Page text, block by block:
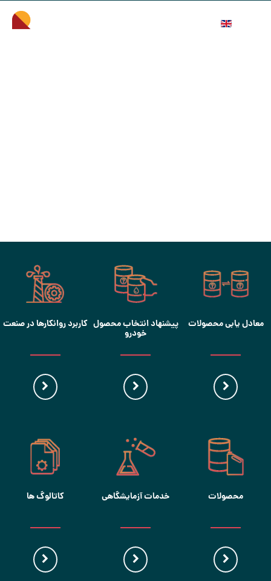
معادل یابی محصولات پیشنهاد انتخاب محصول
خودرو
کاربرد روانکارها در صنعت
محصولات خدمات آزمایشگاهی کاتالوگ ها